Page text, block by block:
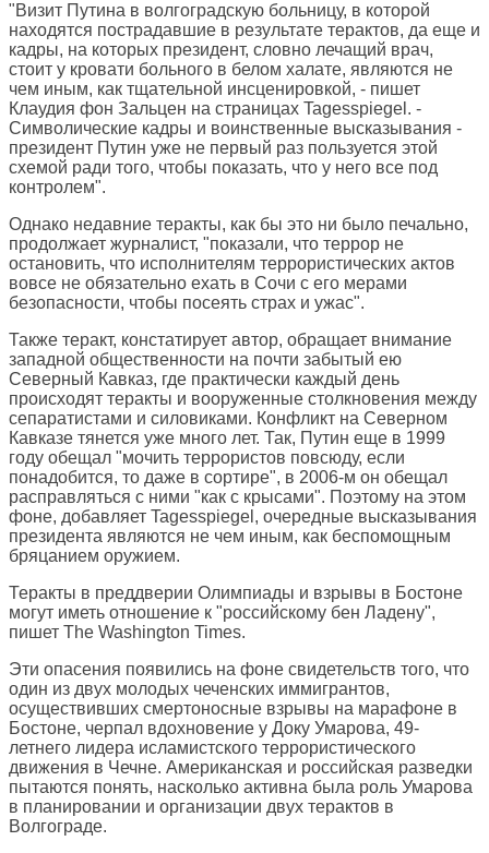
"Визит Путина в волгоградскую больницу, в которой
находятся пострадавшие в результате терактов, да еще и
кадры, на которых президент, словно лечащий врач,
стоит у кровати больного в белом халате, являются не
чем иным, как тщательной инсценировкой, - пишет
Клаудия фон Зальцен на страницах Tagesspiegel . -
Символические кадры и воинственные высказывания -
президент Путин уже не первый раз пользуется этой
схемой ради того, чтобы показать, что у него все под
контролем".
Однако недавние теракты, как бы это ни было печально,
продолжает журналист, "показали, что террор не
остановить, что исполнителям террористических актов
вовсе не обязательно ехать в Сочи с его мерами
безопасности, чтобы посеять страх и ужас".
Также теракт, констатирует автор, обращает внимание
западной общественности на почти забытый ею
Северный Кавказ, где практически каждый день
происходят теракты и вооруженные столкновения между
сепаратистами и силовиками. Конфликт на Северном
Кавказе тянется уже много лет. Так, Путин еще в 1999
году обещал "мочить террористов повсюду, если
понадобится, то даже в сортире", в 2006-м он обещал
расправляться с ними "как с крысами". Поэтому на этом
фоне, добавляет Tagesspiegel, очередные высказывания
президента являются не чем иным, как беспомощным
бряцанием оружием.
Теракты в преддверии Олимпиады и взрывы в Бостоне
могут иметь отношение к "российскому бен Ладену",
пишет The Washington Times.
Эти опасения появились на фоне свидетельств того, что
один из двух молодых чеченских иммигрантов,
осуществивших смертоносные взрывы на марафоне в
Бостоне, черпал вдохновение у Доку Умарова, 49-
летнего лидера исламистского террористического
движения в Чечне. Американская и российская разведки
пытаются понять, насколько активна была роль Умарова
в планировании и организации двух терактов в
Волгограде.